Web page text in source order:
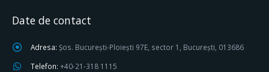
Date de contact
Adresa: Șos. București-Ploiești 97E, sector 1, București, 013686
Telefon: +40-21-318 1115